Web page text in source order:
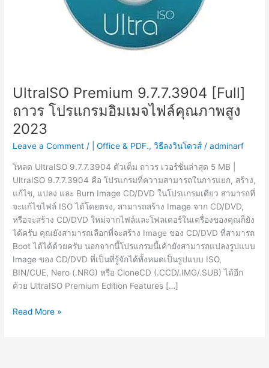
UltraISO Premium 9.7.7.3904 [Full]
ถาวร โปรแกรมอิมเมจไฟล์คุณภาพสูง
2023
Leave a Comment / | Office & PDF.,วิธีลงวินโดวส์ /adminarf
โหลด UltraISO 9.7.7.3904 ตัวเต็ม ถาวร เวอร์ชั่นล่าสุด 5 MB |
UltraISO 9.7.7.3904 คือ โปรแกรมที่ความสามารถในการแยก, สร้าง,
แก้ไข, แปลง และ Burn Image CD/DVD ในโปรแกรมเดียว สามารถที่
จะแก้ไขไฟล์ ISO ได้โดยตรง, สามารถสร้าง Image จาก CD/DVD,
หรือจะสร้าง CD/DVD ใหม่จากไฟล์และโฟลเดอร์ในเครื่องของคุณก็ยัง
ได้ครับ คุณยังสามารถเลือกที่จะสร้าง Image ของ CD/DVD ที่สามารถ
Boot ได้ได้ด้วยครับ นอกจากนี้โปรแกรมนี้เค้ายังสามารถแปลงรูปแบบ
Image ของ CD/DVD ที่เป็นที่รู้จักได้ทั้งหมดเป็นรูปแบบ ISO,
BIN/CUE, Nero (.NRG) หรือ CloneCD (.CCD/.IMG/.SUB) ได้อีก
ด้วย UltraISO Premium Edition Features […]
UltraISO
Read More »